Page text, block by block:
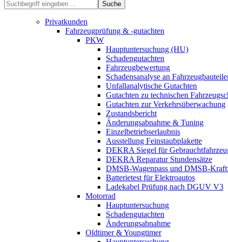
Suche
Privatkunden
Fahrzeugprüfung & -gutachten
PKW
Hauptuntersuchung (HU)
Schadengutachten
Fahrzeugbewertung
Schadensanalyse an
Unfallanalytische Gutachten
Gutachten zu technischen
Gutachten zur Verkehrsüberwachung
Zustandsbericht
Änderungsabnahme & Tuning
Einzelbetriebserlaubnis
Ausstellung Feinstaubplakette
DEKRA Siegel für
DEKRA Reparatur Stundensätze
DMSB-Wagenpass und DMSB-
Batterietest für Elektroautos
Ladekabel Prüfung nach DGUV V3
Motorrad
Hauptuntersuchung
Schadengutachten
Änderungsabnahme
Oldtimer & Youngtimer